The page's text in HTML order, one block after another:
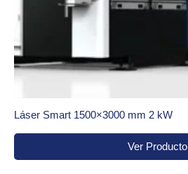
Láser Smart 1500×3000 mm 2 kW
Ver Producto